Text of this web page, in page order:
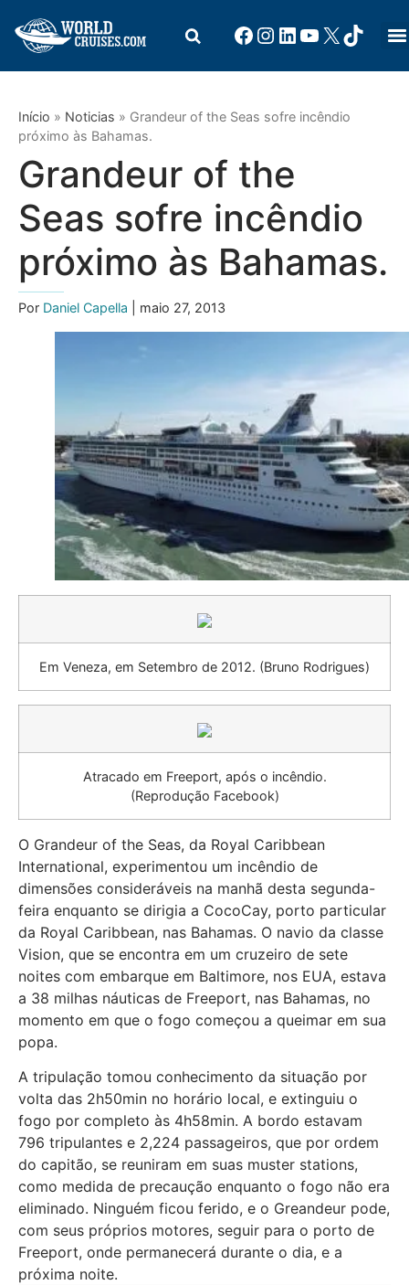
Início » Noticias » Grandeur of the Seas sofre incêndio
próximo às Bahamas.
Grandeur of the
Seas sofre incêndio
próximo às Bahamas.
Por Daniel Capella | maio 27, 2013
Em Veneza, em Setembro de 2012. (Bruno Rodrigues)
Atracado em Freeport, após o incêndio.
(Reprodução Facebook)
O Grandeur of the Seas, da Royal Caribbean
International, experimentou um incêndio de
dimensões consideráveis na manhã desta segunda-
feira enquanto se dirigia a CocoCay, porto particular
da Royal Caribbean, nas Bahamas. O navio da classe
Vision, que se encontra em um cruzeiro de sete
noites com embarque em Baltimore, nos EUA, estava
a 38 milhas náuticas de Freeport, nas Bahamas, no
momento em que o fogo começou a queimar em sua
popa.
A tripulação tomou conhecimento da situação por
volta das 2h50min no horário local, e extinguiu o
fogo por completo às 4h58min. A bordo estavam
796 tripulantes e 2,224 passageiros, que por ordem
do capitão, se reuniram em suas muster stations,
como medida de precaução enquanto o fogo não era
eliminado. Ninguém ficou ferido, e o Greandeur pode,
com seus próprios motores, seguir para o porto de
Freeport, onde permanecerá durante o dia, e a
próxima noite.